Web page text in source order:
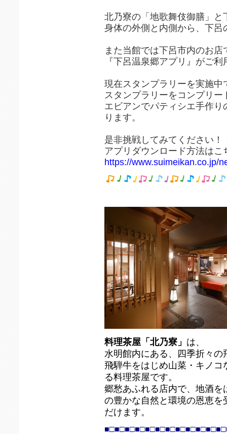
北乃寮の「地歌舞伎御膳」と
身体の外側と内側から、下
また当館では下呂市内のお店
『下呂温泉郷アプリ』がご
現在スタンプラリーを実施中
スタンプラリーをコンプリー
エビアンでパティシエ手作
ります。
是非挑戦してみてください！
アプリダウンロード方法はこ
https://www.suimeikan.co.jp/
料理茶屋「北乃寮」 は、
水明館内にある、四季折々
飛騨牛をはじめ山菜・キノ
る料理茶屋です。
郷愁あふれる店内で、地酒
の豊かな自然と環境の恩恵
だけます。